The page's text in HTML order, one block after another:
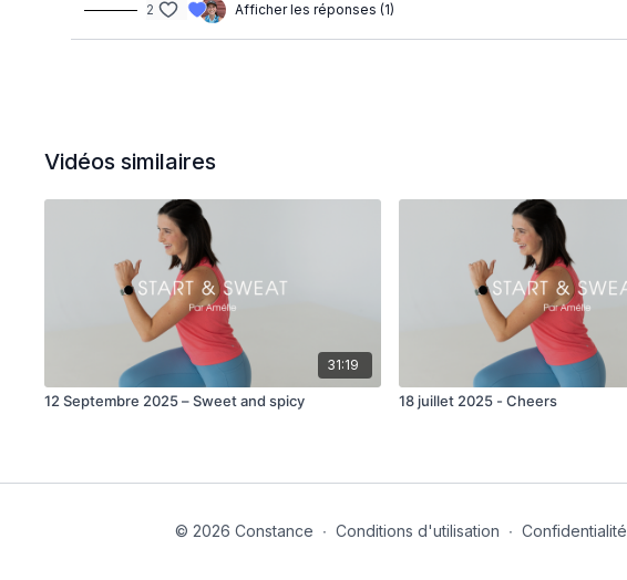
2 Afficher les réponses (1)
Vidéos similaires
31:19
12 Septembre 2025 – Sweet and spicy 18 juillet 2025 - Cheers
© 2026 Constance ∙ Conditions d'utilisation ∙ Confidentialité